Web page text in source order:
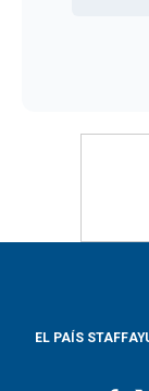
EL PAÍS STAFF